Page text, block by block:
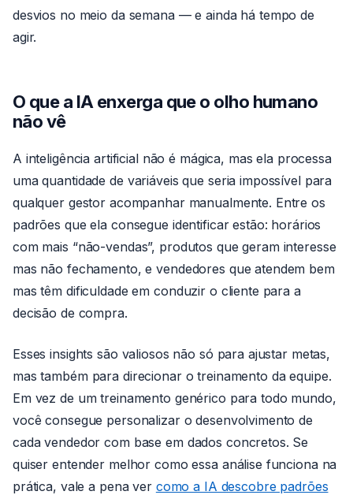
desvios no meio da semana — e ainda há tempo de
agir.
O que a IA enxerga que o olho humano
não vê
A inteligência artificial não é mágica, mas ela processa
uma quantidade de variáveis que seria impossível para
qualquer gestor acompanhar manualmente. Entre os
padrões que ela consegue identificar estão: horários
com mais “não-vendas”, produtos que geram interesse
mas não fechamento, e vendedores que atendem bem
mas têm dificuldade em conduzir o cliente para a
decisão de compra.
Esses insights são valiosos não só para ajustar metas,
mas também para direcionar o treinamento da equipe.
Em vez de um treinamento genérico para todo mundo,
você consegue personalizar o desenvolvimento de
cada vendedor com base em dados concretos. Se
quiser entender melhor como essa análise funciona na
prática, vale a pena ver como a IA descobre padrões